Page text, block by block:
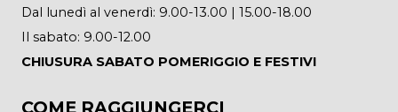
Dal lunedì al venerdì: 9.00-13.00 | 15.00-18.00
Il sabato: 9.00-12.00
CHIUSURA SABATO POMERIGGIO E FESTIVI
COME RAGGIUNGERCI